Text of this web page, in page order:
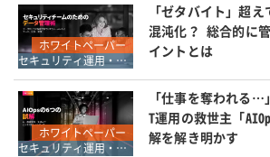
ホワイトペーパー
セキュリティ運用・SOC・SIEM・ログ管理
「ゼタバイト」超
混沌化？ 総合的に
イントとは
ホワイトペーパー
セキュリティ運用・SOC・SIEM・ログ管理
「仕事を奪われる
T運用の救世主「
解を解き明かす